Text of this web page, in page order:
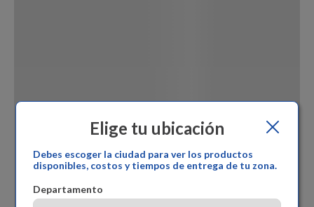
Elige tu ubicación
Debes escoger la ciudad para ver los productos
disponibles, costos y tiempos de entrega de tu zona.
Departamento